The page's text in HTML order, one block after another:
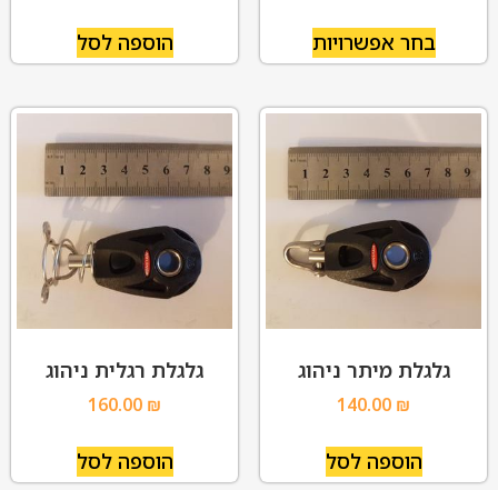
בחר אפשרויות הוספה לסל
גלגלת מיתר ניהוג
140.00 ₪
הוספה לסל
גלגלת רגלית ניהוג
160.00 ₪
הוספה לסל